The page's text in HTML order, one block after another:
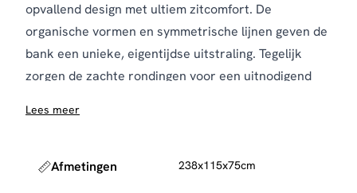
opvallend design met ultiem zitcomfort. De
organische vormen en symmetrische lijnen geven de
bank een unieke, eigentijdse uitstraling. Tegelijk
zorgen de zachte rondingen voor een uitnodigend
aan de woonkamer.
verkrijgbaar in warme kleuren zoals grijs, klei en
Lees meer
Afmetingen 238x115x75cm